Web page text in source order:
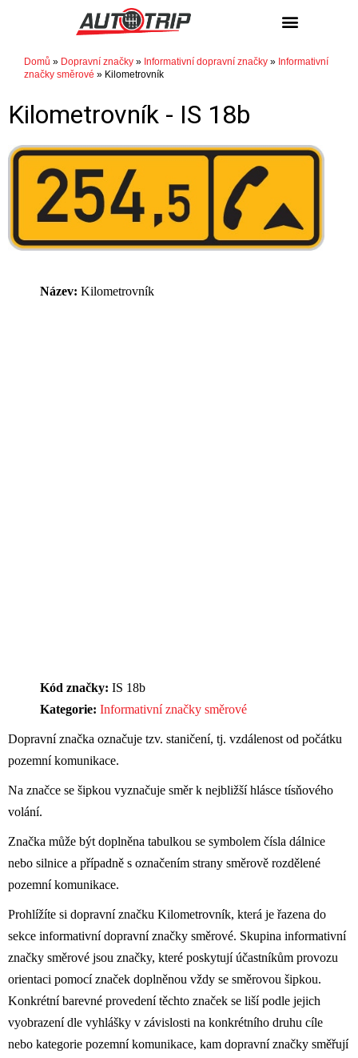
Domů » Dopravní značky » Informativní dopravní značky » Informativní
značky směrové » Kilometrovník
Kilometrovník - IS 18b
Název: Kilometrovník
Kód značky: IS 18b
Kategorie: Informativní značky směrové
Dopravní značka označuje tzv. staničení, tj. vzdálenost od počátku
pozemní komunikace.
Na značce se šipkou vyznačuje směr k nejbližší hlásce tísňového
volání.
Značka může být doplněna tabulkou se symbolem čísla dálnice
nebo silnice a případně s označením strany směrově rozdělené
pozemní komunikace.
Prohlížíte si dopravní značku Kilometrovník, která je řazena do
sekce informativní dopravní značky směrové. Skupina informativní
značky směrové jsou značky, které poskytují účastníkům provozu
orientaci pomocí značek doplněnou vždy se směrovou šipkou.
Konkrétní barevné provedení těchto značek se liší podle jejich
vyobrazení dle vyhlášky v závislosti na konkrétního druhu cíle
nebo kategorie pozemní komunikace, kam dopravní značky směřují